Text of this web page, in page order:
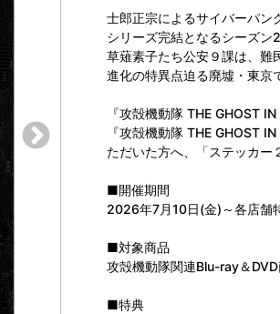
士郎正宗によるサイバーパ
シリーズ完結となるシーズ
草薙素子たち公安９課は、難
進化の特異点迫る廃墟・東
『攻殻機動隊 THE GHOST
『攻殻機動隊 THE GHOST
ただいた方へ、「ステッカー
■開催期間
2026年7月10日(金)～各店舗
■対象商品
攻殻機動隊関連Blu-ray＆DVD
■特典